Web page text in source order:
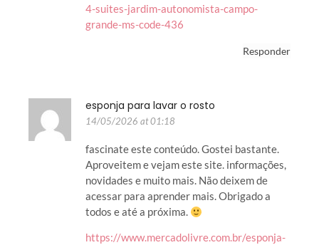
4-suites-jardim-autonomista-campo-
grande-ms-code-436
Responder
esponja para lavar o rosto
14/05/2026 at 01:18
fascinate este conteúdo. Gostei bastante.
Aproveitem e vejam este site. informações,
novidades e muito mais. Não deixem de
acessar para aprender mais. Obrigado a
todos e até a próxima.
https://www.mercadolivre.com.br/esponja-